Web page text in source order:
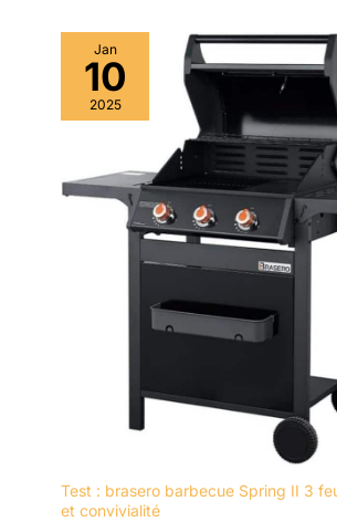
Jan
10
2025
Test : brasero barbecue Spring II 3
et convivialité